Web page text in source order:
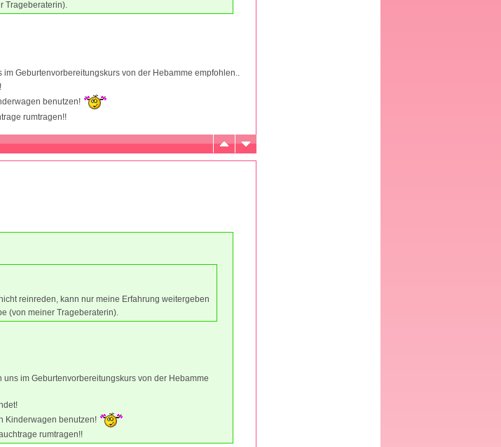
Trageberaterin).
Geburtenvorbereitungskurs von der Hebamme empfohlen..
benutzen!
rumtragen!!
reinreden, kann nur meine Erfahrung weitergeben
(von meiner Trageberaterin).
im Geburtenvorbereitungskurs von der Hebamme
Kinderwagen benutzen!
rumtragen!!